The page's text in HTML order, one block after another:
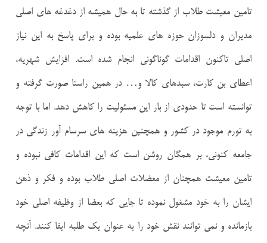
تامین معیشت طلاب از گذشته تا به حال همیشه از دغدغه های اصلی
مدیران و دلسوزان حوزه های علمیه بوده و برای پاسخ به این نیاز
اصلی تاکنون اقدامات گوناگونی انجام شده است. افزایش شهریه،
اعطای بن کارت، سبدهای کالا و… در همین راستا صورت گرفته و
توانسته است تا حدودی از بار این مسئولیت را کاهش دهد. اما با توجه
به تورم موجود در کشور و همچنین هزینه های سرسام آور زندگی در
جامعه کنونی، بر همگان روشن است که این اقدامات کافی نبوده و
تامین معیشت همچنان از معضلات اصلی طلاب بوده و فکر و ذهن
ایشان را به خود مشغول نموده تا جایی که بعضا از وظیفه اصلی خود
بازمانده و نمی توانند نقش خود را به عنوان یک طلبه ایفا کنند. آنچه